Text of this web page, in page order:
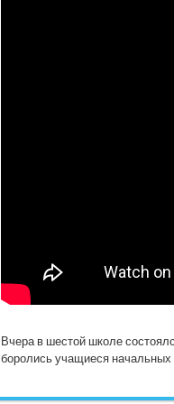
Вчера в шестой школе
боролись учащиеся начальных